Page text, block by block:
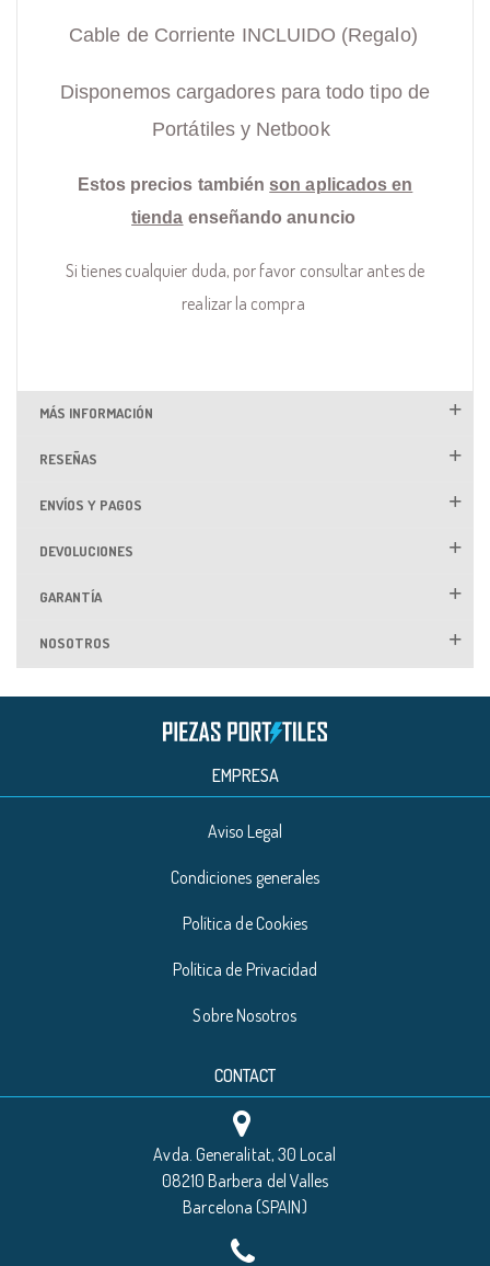
Cable de Corriente INCLUIDO (Regalo)
Disponemos cargadores para todo tipo de
Portátiles y Netbook
Estos precios también son aplicados en
tienda enseñando anuncio
Si tienes cualquier duda, por favor consultar antes de
realizar la compra
MÁS INFORMACIÓN
RESEÑAS
ENVÍOS Y PAGOS
DEVOLUCIONES
GARANTÍA
NOSOTROS
EMPRESA
Aviso Legal
Condiciones generales
Política de Cookies
Política de Privacidad
Sobre Nosotros
CONTACT
Avda. Generalitat, 30 Local
08210 Barbera del Valles
Barcelona (SPAIN)